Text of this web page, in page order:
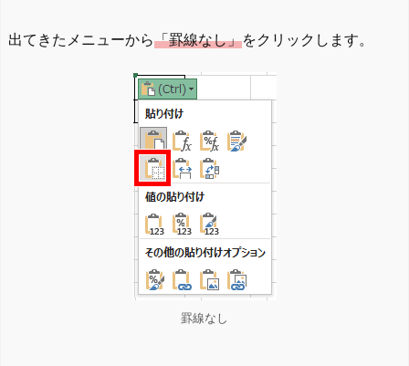
出てきたメニューから「罫線なし」をクリックします。
罫線なし